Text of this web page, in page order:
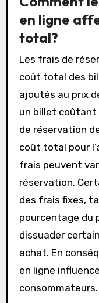
en ligne
total?
Les frais de
coût total des
ajoutés au prix
un billet coûtant
de réservation
coût total pour
frais peuvent
réservation.
des frais fixes,
pourcentage du
dissuader
achat. En
en ligne
consommateurs.